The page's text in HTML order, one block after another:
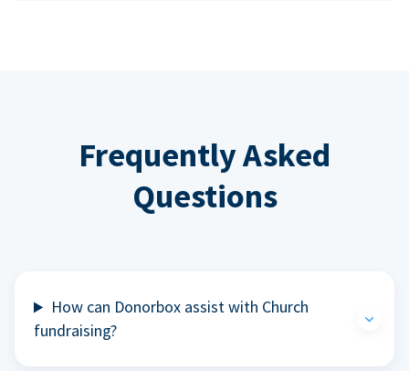
Frequently Asked
Questions
How can Donorbox assist with Church
fundraising?